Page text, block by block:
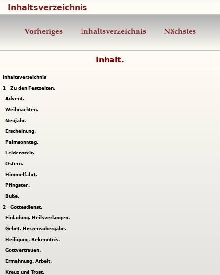
Inhaltsverzeichnis
Vorheriges Inhaltsverzeichnis Nächstes
Inhalt.
Inhaltsverzeichnis
1 Zu den Festzeiten.
Advent.
Weihnachten.
Neujahr.
Erscheinung.
Palmsonntag.
Leidenszeit.
Ostern.
Himmelfahrt.
Pfingsten.
Buße.
2 Gottesdienst.
Einladung. Heilsverlangen.
Gebet. Herzensübergabe.
Heiligung. Bekenntnis.
Gottvertrauen.
Ermahnung. Arbeit.
Kreuz und Trost.